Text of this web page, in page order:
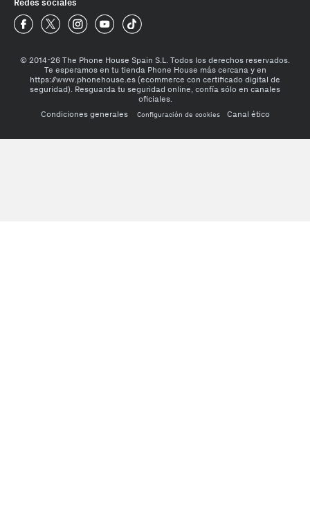
Redes sociales
Phone House Facebook
Phone House Twitter
Phone House Instagram
Phone House Youtube
© 2014-26 The Phone House Spain S.L. Todos los derechos reservados.
Te esperamos en tu tienda Phone House más cercana y en
https://www.phonehouse.es (ecommerce con certificado digital de
seguridad). Resguarda tu seguridad online, confía sólo en canales
oficiales.
Condiciones generales
Configuración de cookies Canal ético